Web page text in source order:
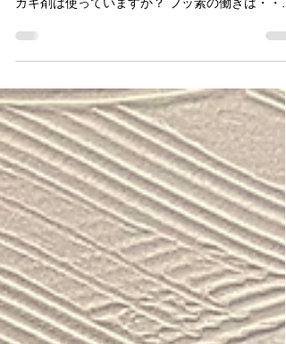
し歯予防
皆さんこんにちは。日向市春原町の山内歯科医院
です。 お子さんのハミガキ時にフッ化物配合ハミ
①むし歯になりかけた歯を修復します。（再石灰
化の促進） ②歯質を強くします。 ③むし歯菌の
たらきを抑えます。...